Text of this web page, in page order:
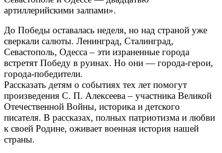
артиллерийскими залпами».
До Победы оставалась неделя, но над страной уже
сверкали салюты. Ленинград, Сталинград,
Севастополь, Одесса – эти израненные города
встретят Победу в руинах. Но они — города-герои,
города-победители.
Рассказать детям о событиях тех лет помогут
произведения С. П. Алексеева – участника Великой
Отечественной Войны, историка и детского
писателя. В рассказах, полных патриотизма и любви
к своей Родине, оживает военная история нашей
страны.